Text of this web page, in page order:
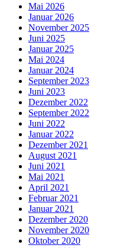
Mai 2026
Januar 2026
November 2025
Juni 2025
Januar 2025
Mai 2024
Januar 2024
September 2023
Juni 2023
Dezember 2022
September 2022
Juni 2022
Januar 2022
Dezember 2021
August 2021
Juni 2021
Mai 2021
April 2021
Februar 2021
Januar 2021
Dezember 2020
November 2020
Oktober 2020